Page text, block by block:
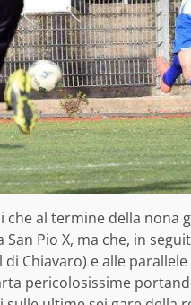
che al termine della
Pio X, ma che, in
Chiavaro) e alle
pericolosissime